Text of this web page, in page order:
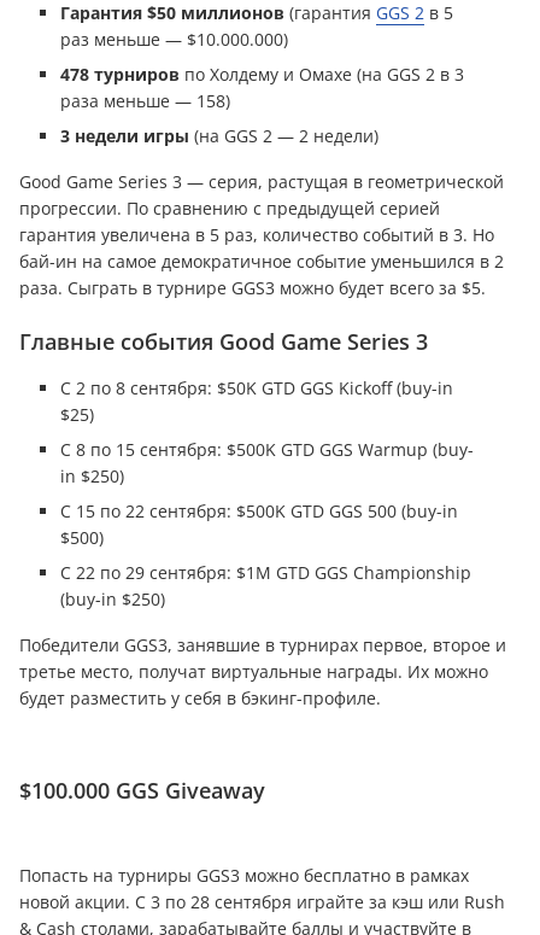
Гарантия $50 миллионов (гарантия GGS 2 в 5
раз меньше — $10.000.000)
478 турниров по Холдему и Омахе (на GGS 2 в 3
раза меньше — 158)
3 недели игры (на GGS 2 — 2 недели)
Good Game Series 3 — серия, растущая в геометрической
прогрессии. По сравнению с предыдущей серией
гарантия увеличена в 5 раз, количество событий в 3. Но
бай-ин на самое демократичное событие уменьшился в 2
раза. Сыграть в турнире GGS3 можно будет всего за $5.
Главные события Good Game Series 3
С 2 по 8 сентября: $50K GTD GGS Kickoff (buy-in
$25)
C 8 по 15 сентября: $500K GTD GGS Warmup (buy-
in $250)
С 15 по 22 сентября: $500K GTD GGS 500 (buy-in
$500)
C 22 по 29 сентября: $1M GTD GGS Championship
(buy-in $250)
Победители GGS3, занявшие в турнирах первое, второе и
третье место, получат виртуальные награды. Их можно
будет разместить у себя в бэкинг-профиле.
$100.000 GGS Giveaway
Попасть на турниры GGS3 можно бесплатно в рамках
новой акции. C 3 по 28 сентября играйте за кэш или Rush
& Cash столами, зарабатывайте баллы и участвуйте в